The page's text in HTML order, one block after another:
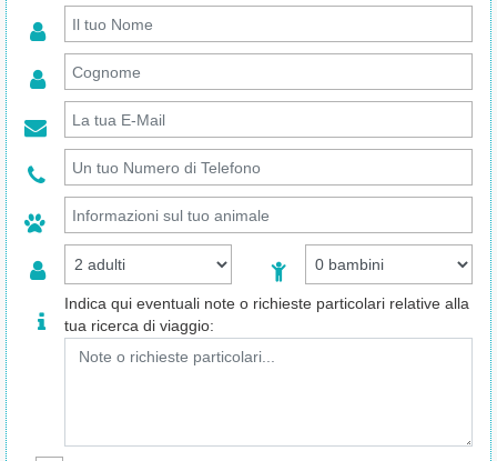
Indica qui eventuali note o richieste particolari relative alla
tua ricerca di viaggio: